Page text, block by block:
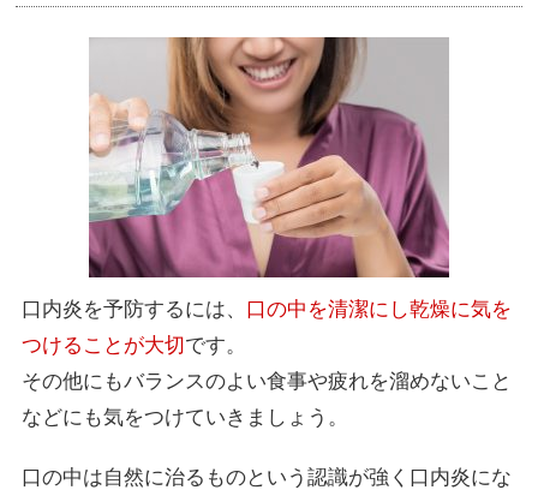
口内炎を予防するには、 口の中を清潔にし乾燥に気を
つけることが大切です。
その他にもバランスのよい食事や疲れを溜めないこと
などにも気をつけていきましょう。
口の中は自然に治るものという認識が強く口内炎にな